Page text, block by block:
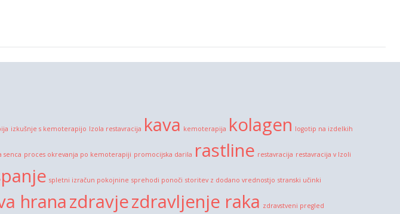
izkušnje s kemoterapijo Izola restavracija kava kemoterapija kolagen logotip na izdelkih
senca proces okrevanja po kemoterapiji promocijska darila rastline restavracija restavracija v Izoli
spletni izračun pokojnine sprehodi ponoči storitev z dodano vrednostjo stranski učinki
hranazdravjezdravljenje raka zdravstveni pregled